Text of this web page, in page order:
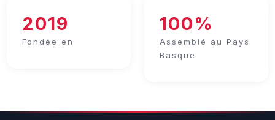
2019
Fondée en
100%
Assemblé au Pays
Basque